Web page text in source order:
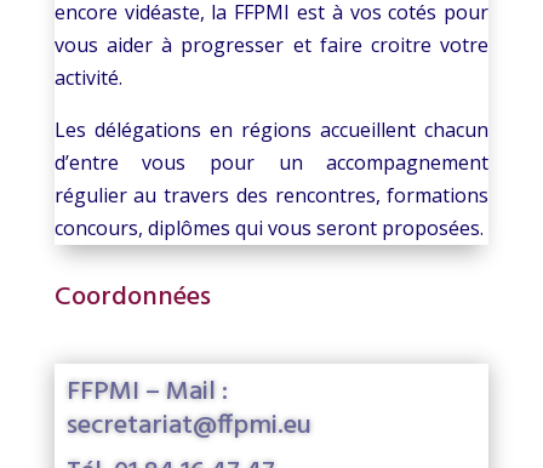
encore vidéaste, la FFPMI est à vos cotés pour
vous aider à progresser et faire croitre votre
activité.
Les délégations en régions accueillent chacun
d’entre vous pour un accompagnement
régulier au travers des rencontres, formations
concours, diplômes qui vous seront proposées.
Coordonnées
FFPMI – Mail :
secretariat@ffpmi.eu